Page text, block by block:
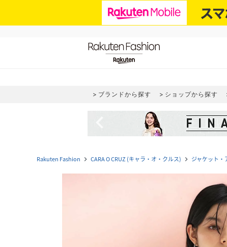
ブランドから探す ショップから探す
Rakuten Fashion navigate_next CARA O CRUZ (キャラ・オ・クルス) navigate_next ジャケット・